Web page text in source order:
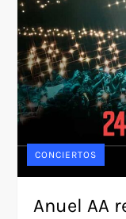
CONCIERTOS
Anuel AA